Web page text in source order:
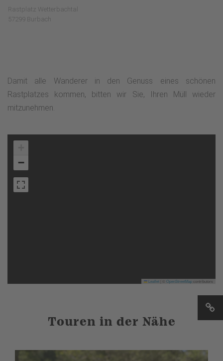
Rastplatz Wetterbachtal
57299 Burbach
Damit alle Wanderer in den Genuss eines schönen
Rastplatzes kommen, bitten wir Sie, Ihren Müll wieder
mitzunehmen.
−
Leaflet OpenStreetMapcontributors
Touren in der Nähe